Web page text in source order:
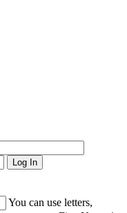
Log In
You can use letters,